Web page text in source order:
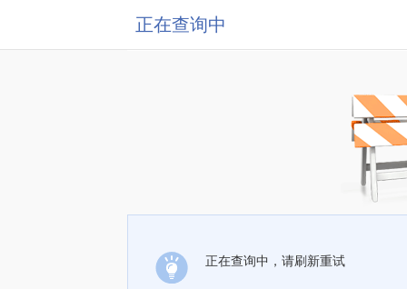
正在查询中
正在查询中，请刷新重试